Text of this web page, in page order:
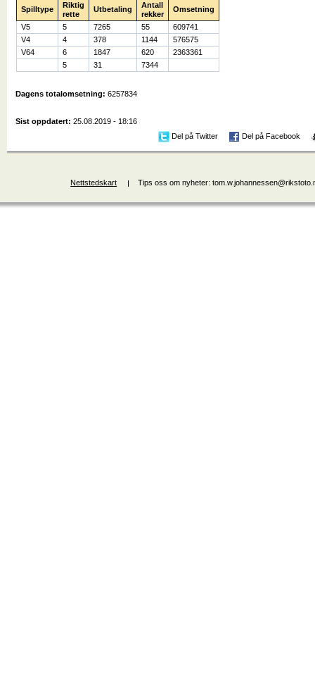
Spilltype
Riktig
rette
Utbetaling
Antall
rekker
Omsetning
V5 5 7265 55
609741
V4
4 378 1144
576575
V64
6 1847 620
2363361
5
31 7344
Dagens totalomsetning:6257834
Sist oppdatert:25.08.2019 - 18:16
Del på Twitter
Del på Facebook
Nettstedskart Tips oss om nyheter: